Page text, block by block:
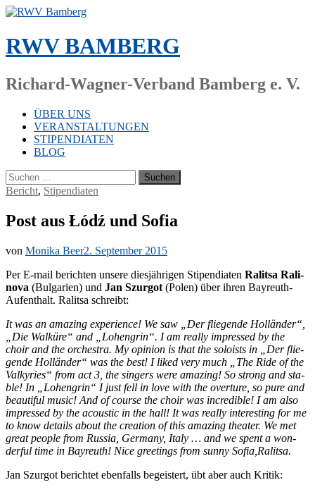
Zum
springen
RWV BAMBERG
Richard-Wagner-Verband Bamberg e. V.
ÜBER UNS
VERANSTALTUNGEN
STIPENDIATEN
BLOG
Suchen
nach:
Bericht, Stipendiaten
Post aus Łódź und Sofia
von Monika Beer2. September 2015
Per E-mail be­rich­ten un­se­re dies­jäh­ri­gen Sti­pen­dia­ten Ra­lit­sa Ra­li­
no­va (Bul­ga­ri­en) und Jan Szur­got (Po­len) über ih­ren Bay­reuth-
Auf­ent­halt. Ra­lit­sa schreibt:
It was an ama­zing ex­pe­ri­ence! We saw „Der flie­gen­de Hol­län­der“,
„Die Wal­kü­re“ and „Lo­hen­grin“. I am re­al­ly im­pres­sed by the
choir and the or­ches­tra. My opi­ni­on is that the so­loists in „Der flie­
gen­de Hol­län­der“ was the best! I lik­ed very much „The Ride of the
Val­ky­ries“ from act 3, the sin­gers were ama­zing! So strong and sta­
ble! In „Lo­hen­grin“ I just fell in love with the over­tu­re, so pure and
beau­tiful mu­sic! And of cour­se the choir was in­cre­di­ble! I am also
im­pres­sed by the acou­stic in the hall! It was re­al­ly in­te­res­t­ing for me
to know de­tails about the crea­ti­on of this ama­zing thea­ter. We met
gre­at peo­p­le from Rus­sia, Ger­ma­ny, Ita­ly … and we spent a won­
derful time in Bay­reuth! Nice gree­tings from sun­ny Sofia,Ralitsa.
Jan Szur­got be­rich­tet eben­falls be­geis­tert, übt aber auch Kritik: